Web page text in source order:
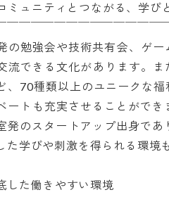
ミュニティとつながる、学び
￣￣￣￣￣￣￣￣￣￣￣￣￣
の勉強会や技術共有会、ゲ
流できる文化があります。
、70種類以上のユニークな
ートも充実させることがで
発のスタートアップ出身で
た学びや刺激を得られる環境
した働きやすい環境